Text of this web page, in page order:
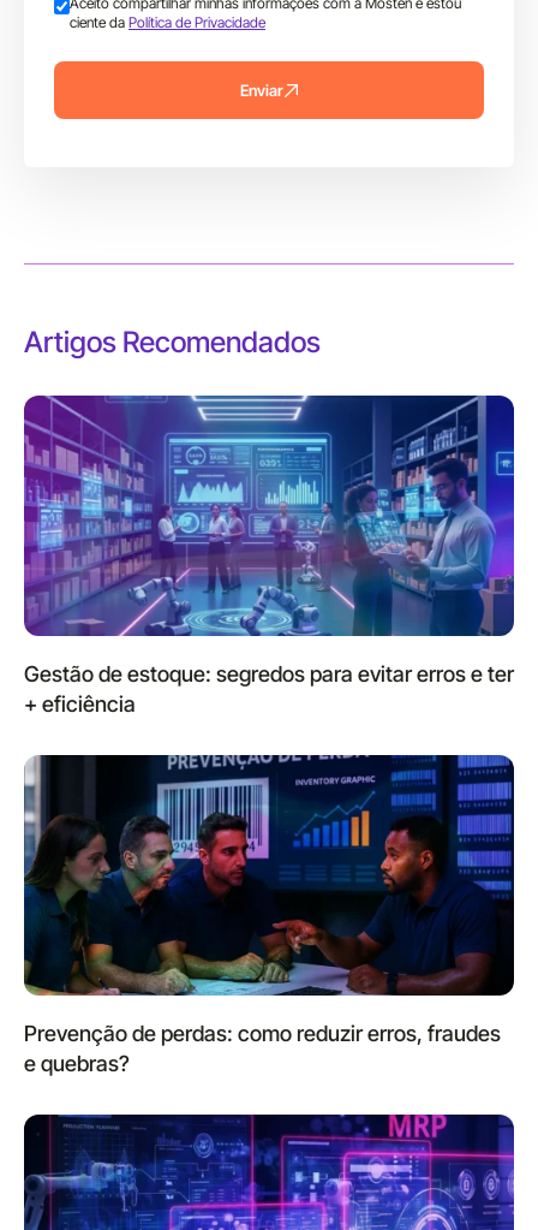
ciente da Política de Privacidade
Enviar
Artigos Recomendados
Gestão de estoque: segredos para evitar erros e ter
+ eficiência
Prevenção de perdas: como reduzir erros, fraudes
e quebras?